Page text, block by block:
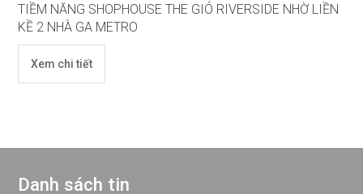
TIỀM NĂNG SHOPHOUSE THE GIÓ RIVERSIDE NHỜ LIỀN
KỀ 2 NHÀ GA METRO
Xem chi tiết
Danh sách tin